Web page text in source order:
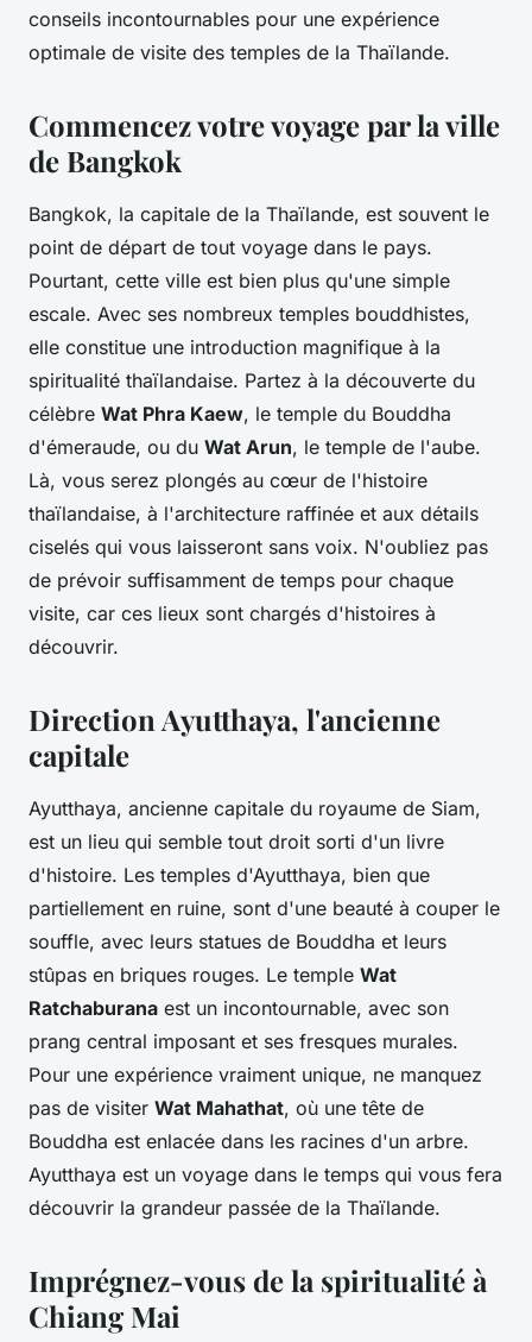
conseils incontournables pour une expérience
optimale de visite des temples de la Thaïlande.
Commencez votre voyage par la ville
de Bangkok
Bangkok, la capitale de la Thaïlande, est souvent le
point de départ de tout voyage dans le pays.
Pourtant, cette ville est bien plus qu'une simple
escale. Avec ses nombreux temples bouddhistes,
elle constitue une introduction magnifique à la
spiritualité thaïlandaise. Partez à la découverte du
célèbre Wat Phra Kaew, le temple du Bouddha
d'émeraude, ou du Wat Arun, le temple de l'aube.
Là, vous serez plongés au cœur de l'histoire
thaïlandaise, à l'architecture raffinée et aux détails
ciselés qui vous laisseront sans voix. N'oubliez pas
de prévoir suffisamment de temps pour chaque
visite, car ces lieux sont chargés d'histoires à
découvrir.
Direction Ayutthaya, l'ancienne
capitale
Ayutthaya, ancienne capitale du royaume de Siam,
est un lieu qui semble tout droit sorti d'un livre
d'histoire. Les temples d'Ayutthaya, bien que
partiellement en ruine, sont d'une beauté à couper le
souffle, avec leurs statues de Bouddha et leurs
stûpas en briques rouges. Le temple Wat
Ratchaburana est un incontournable, avec son
prang central imposant et ses fresques murales.
Pour une expérience vraiment unique, ne manquez
pas de visiter Wat Mahathat, où une tête de
Bouddha est enlacée dans les racines d'un arbre.
Ayutthaya est un voyage dans le temps qui vous fera
découvrir la grandeur passée de la Thaïlande.
Imprégnez-vous de la spiritualité à
Chiang Mai